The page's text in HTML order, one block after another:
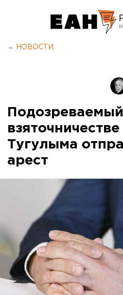
← НОВОСТИ
Тугулыма
арест